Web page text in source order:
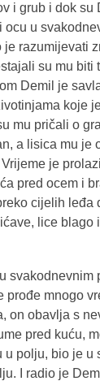
i grub i dok
u
razumijevati
su mu biti
Demil je
koje
mu pričali o
a lisica mu
je
i
cijelih
lice
prođe mnogo
on obavlja s
pred kuću,
polju, bio je
I radio je